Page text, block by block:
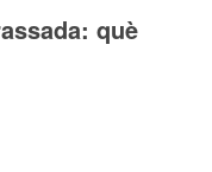
què